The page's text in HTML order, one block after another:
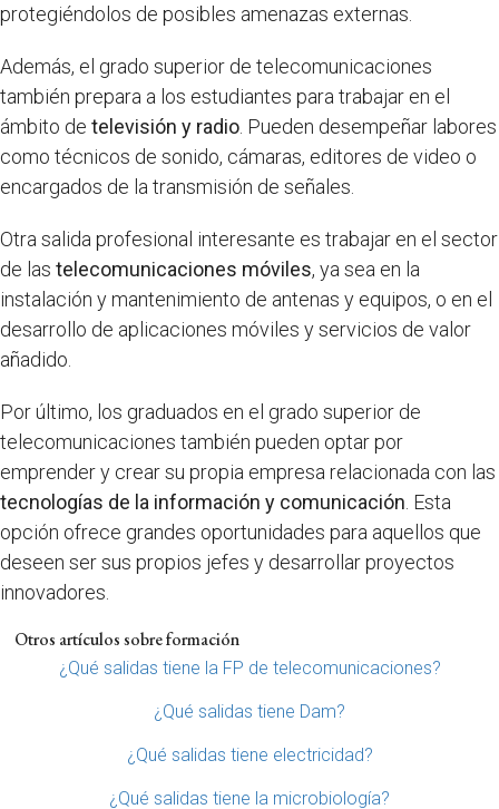
protegiéndolos de posibles amenazas externas.
Además, el grado superior de telecomunicaciones
también prepara a los estudiantes para trabajar en el
ámbito de televisión y radio . Pueden desempeñar labores
como técnicos de sonido, cámaras, editores de video o
encargados de la transmisión de señales.
Otra salida profesional interesante es trabajar en el sector
de las telecomunicaciones móviles, ya sea en la
instalación y mantenimiento de antenas y equipos, o en el
desarrollo de aplicaciones móviles y servicios de valor
añadido.
Por último, los graduados en el grado superior de
telecomunicaciones también pueden optar por
emprender y crear su propia empresa relacionada con las
tecnologías de la información y comunicación . Esta
opción ofrece grandes oportunidades para aquellos que
deseen ser sus propios jefes y desarrollar proyectos
innovadores.
Otros artículos sobre formación
¿Qué salidas tiene la FP de telecomunicaciones?
¿Qué salidas tiene Dam?
¿Qué salidas tiene electricidad?
¿Qué salidas tiene la microbiología?